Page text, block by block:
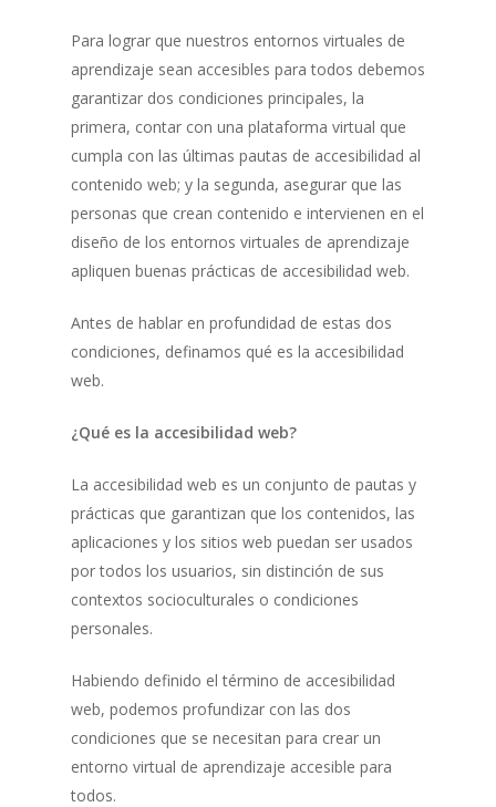
Para lograr que nuestros entornos virtuales de
aprendizaje sean accesibles para todos debemos
garantizar dos condiciones principales, la
primera, contar con una plataforma virtual que
cumpla con las últimas pautas de accesibilidad al
contenido web; y la segunda, asegurar que las
personas que crean contenido e intervienen en el
diseño de los entornos virtuales de aprendizaje
apliquen buenas prácticas de accesibilidad web.
Antes de hablar en profundidad de estas dos
condiciones, definamos qué es la accesibilidad
web.
¿Qué es la accesibilidad web?
La accesibilidad web es un conjunto de pautas y
prácticas que garantizan que los contenidos, las
aplicaciones y los sitios web puedan ser usados
por todos los usuarios, sin distinción de sus
contextos socioculturales o condiciones
personales.
Habiendo definido el término de accesibilidad
web, podemos profundizar con las dos
condiciones que se necesitan para crear un
entorno virtual de aprendizaje accesible para
todos.